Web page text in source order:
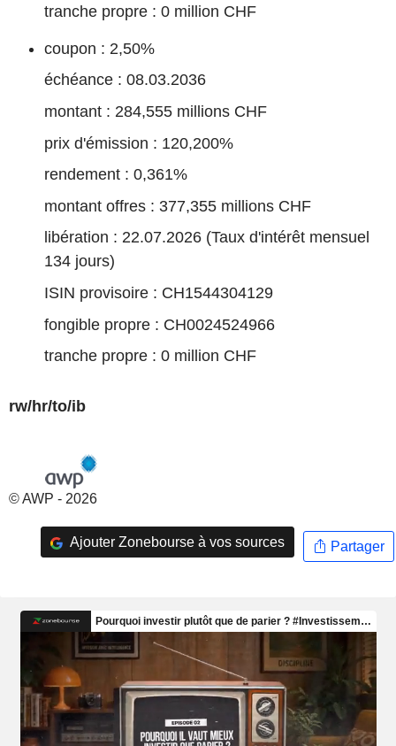
tranche propre : 0 million CHF
coupon : 2,50%
échéance : 08.03.2036
montant : 284,555 millions CHF
prix d'émission : 120,200%
rendement : 0,361%
montant offres : 377,355 millions CHF
libération : 22.07.2026 (Taux d'intérêt mensuel
134 jours)
ISIN provisoire : CH1544304129
fongible propre : CH0024524966
tranche propre : 0 million CHF
rw/hr/to/ib
© AWP - 2026
Ajouter Zonebourse à vos sources Partager